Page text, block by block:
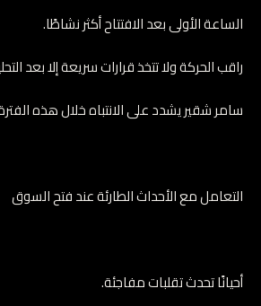
الساعة الأولى بعد الافتتاح أكثر نشاطًا.
راقب الحركة ولا تتخذ قرارات سريعة إلا بعد
سامر شقير يشدد على الانتباه خلال هذه
التعامل مع الأحداث الطارئة عند فتح السوق
أحيانًا تحدث تقلبات مفاجئة.